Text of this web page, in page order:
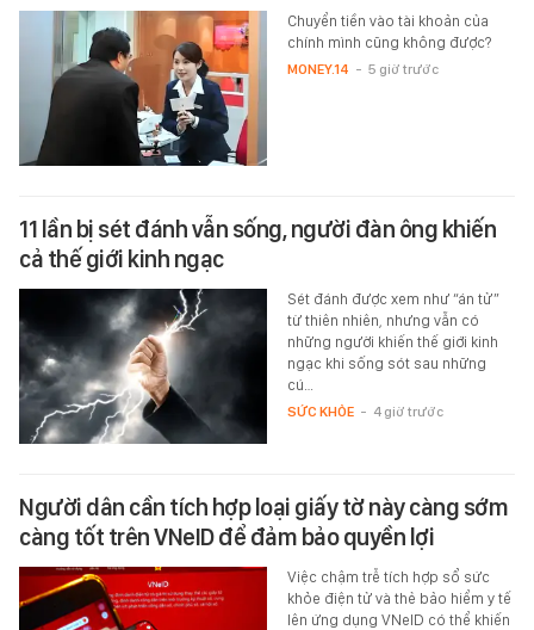
Chuyển tiền vào tài khoản của
chính mình cũng không được?
MONEY.14 - 5 giờ trước
11 lần bị sét đánh vẫn sống, người đàn ông khiến
cả thế giới kinh ngạc
Sét đánh được xem như “án tử”
từ thiên nhiên, nhưng vẫn có
những người khiến thế giới kinh
ngạc khi sống sót sau những
cú…
SỨC KHỎE - 4 giờ trước
Người dân cần tích hợp loại giấy tờ này càng sớm
càng tốt trên VNeID để đảm bảo quyền lợi
Việc chậm trễ tích hợp sổ sức
khỏe điện tử và thẻ bảo hiểm y tế
lên ứng dụng VNeID có thể khiến